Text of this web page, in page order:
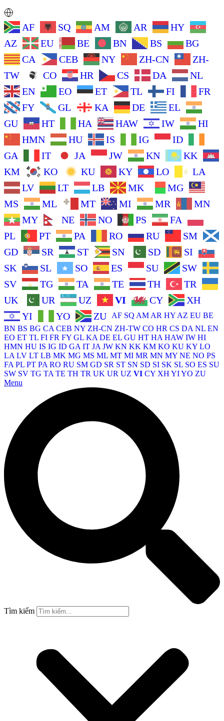
AF SQ AM AR
HY
AZ
EU BE BN BS
BG
CA
CEB NY ZH-CN
ZH-
TW
CO HR CS DA
NL
EN
EO ET TL FI
FR
FY
GL KA DE
EL
GU
HT HA HAW IW
HI
HMN
HU IS IG
ID
GA
IT JA JW KN
KK
KM
KO KU KY LO
LA
LV
LT LB MK
MG
MS
ML MT MI MR
MN
MY
NE NO PS
FA
PL
PT PA RO RU
SM
GD
SR ST SN SD
SI
SK
SL SO ES SU
SW
SV
TG TA TE TH
TR
UK
UR UZ VI CY
XH
YI
YO ZU AF SQ AM AR HY AZ EU BE
BN BS BG CA CEB NY ZH-CN ZH-TW CO HR CS DA NL EN
EO ET TL FI FR FY GL KA DE EL GU HT HA HAW IW HI
HMN HU IS IG ID GA IT JA JW KN KK KM KO KU KY LO
LA LV LT LB MK MG MS ML MT MI MR MN MY NE NO PS
FA PL PT PA RO RU SM GD SR ST SN SD SI SK SL SO ES SU
SW SV TG TA TE TH TR UK UR UZ VI CY XH YIYO ZU
Menu
Tìm kiếm